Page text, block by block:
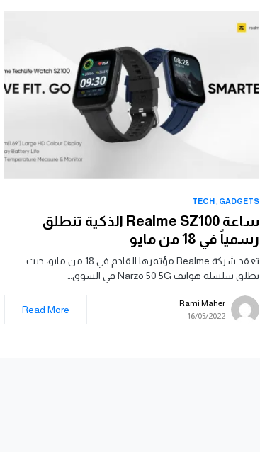
GADGETS
TECH
ساعة Realme SZ100 الذكية تنطلق
رسمياً في 18 من مايو
تعقد شركة Realme مؤتمرها القادم في 18 من مايو، حيث
تطلق سلسلة هواتف Narzo 50 5G في السوق…
Rami Maher
16/05/2022
Read More